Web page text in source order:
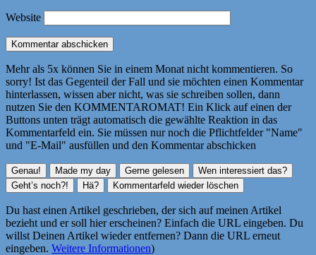
Website
Mehr als 5x können Sie in einem Monat nicht kommentieren. So
sorry! Ist das Gegenteil der Fall und sie möchten einen Kommentar
hinterlassen, wissen aber nicht, was sie schreiben sollen, dann
nutzen Sie den KOMMENTAROMAT! Ein Klick auf einen der
Buttons unten trägt automatisch die gewählte Reaktion in das
Kommentarfeld ein. Sie müssen nur noch die Pflichtfelder "Name"
und "E-Mail" ausfüllen und den Kommentar abschicken
Du hast einen Artikel geschrieben, der sich auf meinen Artikel
bezieht und er soll hier erscheinen? Einfach die URL eingeben. Du
willst Deinen Artikel wieder entfernen? Dann die URL erneut
eingeben. Weitere Informationen)